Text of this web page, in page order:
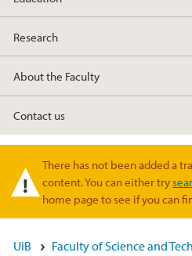
Research
About the Faculty
Contact us
Warning message
There has not been added a
content. You can either try
home page to see if you can
UiB
Faculty of Science and